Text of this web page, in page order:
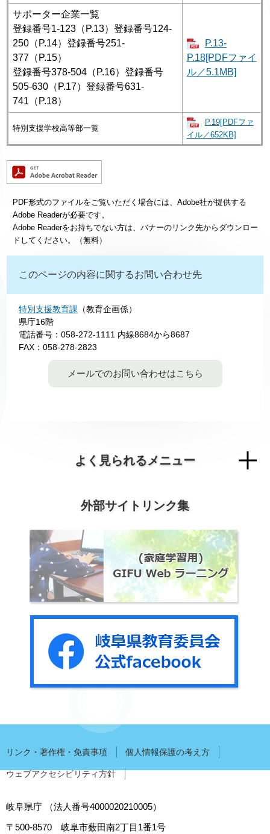
サポーター企業一覧
登録番号1-123（P.13）登録番号124-
250（P.14）登録番号251-
377（P.15）
登録番号378-504（P.16）登録番号
505-630（P.17）登録番号631-
741（P.18）
P.13-
P.18[PDFファイ
ル／5.1MB]
特別支援学校高等部一覧
P.19[PDFファ
イル／652KB]
PDF形式のファイルをご覧いただく場合には、Adobe社が提供する
Adobe Readerが必要です。
Adobe Readerをお持ちでない方は、バナーのリンク先からダウンロー
ドしてください。（無料）
このページの内容に関するお問い合わせ先
特別支援教育課 （教育企画係）
県庁16階
電話番号：058-272-1111 内線8684から8687
FAX：058-278-2823
メールでのお問い合わせはこちら
よく見られるメニュー
外部サイトリンク集
リンク・著作権・免責事項 個人情報保護の考え方
ウェブアクセシビリティ方針
岐阜県庁
（法人番号4000020210005）
〒500-8570
岐阜市薮田南2丁目1番1号